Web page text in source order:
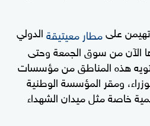
علىمطار معيتيقةالدولي
الآن من سوق الجمعة وحتى
هذه المناطق من مؤسسات
ومقر المؤسسة الوطنية
خاصة مثل ميدان الشهداء